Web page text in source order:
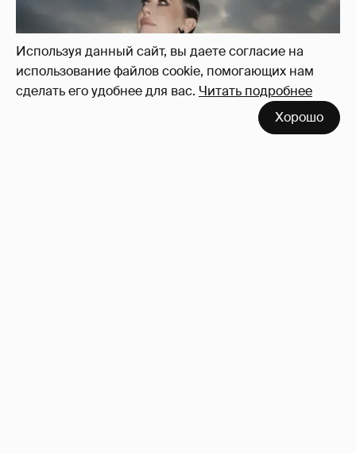
Используя данный сайт, вы даете согласие на
использование файлов cookie, помогающих нам
сделать его удобнее для вас. Читать подробнее
Хорошо